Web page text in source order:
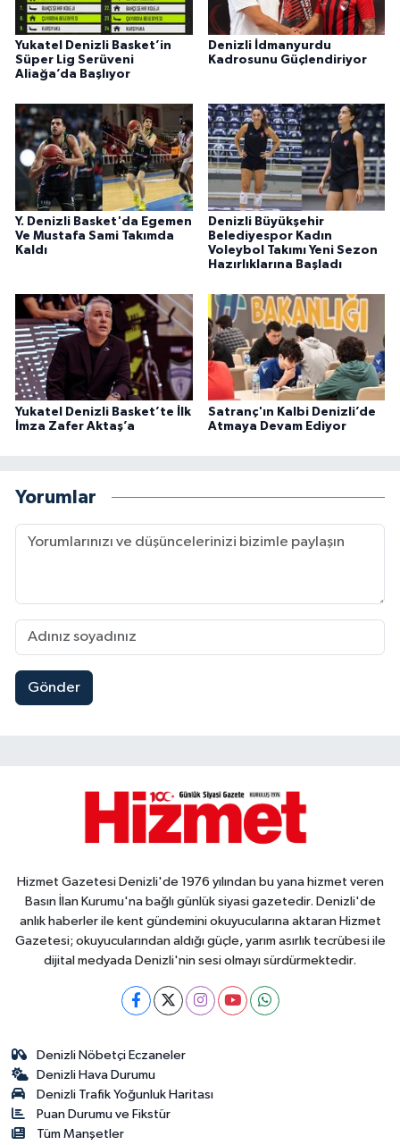
Yukatel Denizli Basket’in
Süper Lig Serüveni
Aliağa’da Başlıyor
Denizli İdmanyurdu
Kadrosunu Güçlendiriyor
Y. Denizli Basket'da Egemen
Ve Mustafa Sami Takımda
Kaldı
Denizli Büyükşehir
Belediyespor Kadın
Voleybol Takımı Yeni Sezon
Hazırlıklarına Başladı
Yukatel Denizli Basket’te İlk
İmza Zafer Aktaş’a
Satranç'ın Kalbi Denizli’de
Atmaya Devam Ediyor
Yorumlar
Gönder
Hizmet Gazetesi Denizli'de 1976 yılından bu yana hizmet veren
Basın İlan Kurumu'na bağlı günlük siyasi gazetedir. Denizli'de
anlık haberler ile kent gündemini okuyucularına aktaran Hizmet
Gazetesi; okuyucularından aldığı güçle, yarım asırlık tecrübesi ile
dijital medyada Denizli'nin sesi olmayı sürdürmektedir.
Denizli Nöbetçi Eczaneler
Denizli Hava Durumu
Denizli Trafik Yoğunluk Haritası
Puan Durumu ve Fikstür
Tüm Manşetler